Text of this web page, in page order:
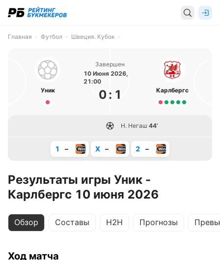
Главная Футбол Швеция. Кубок
Уник
Завершен
10 Июня 2026,
21:00
0: 1 Карлбергс
Н. Негаш 44’
1 – X – 2 –
Результаты игры Уник -
Карлбергс 10 июня 2026
Обзор Составы H2H Прогнозы
Ход матча